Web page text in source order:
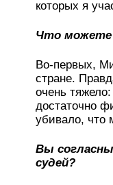
которых я
Что можете
Во-первых,
стране.
очень
достаточно
убивало, что
Вы
судей?